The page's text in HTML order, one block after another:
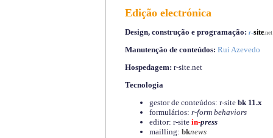
Edição electrónica
Design, construção e programação: r-site.net
Manutenção de conteúdos: Rui Azevedo
Hospedagem: r-site.net
Tecnologia
gestor de conteúdos: r-site bk 11.x
formulários: r-form behaviors
editor: r-site in-press
mailling: bknews